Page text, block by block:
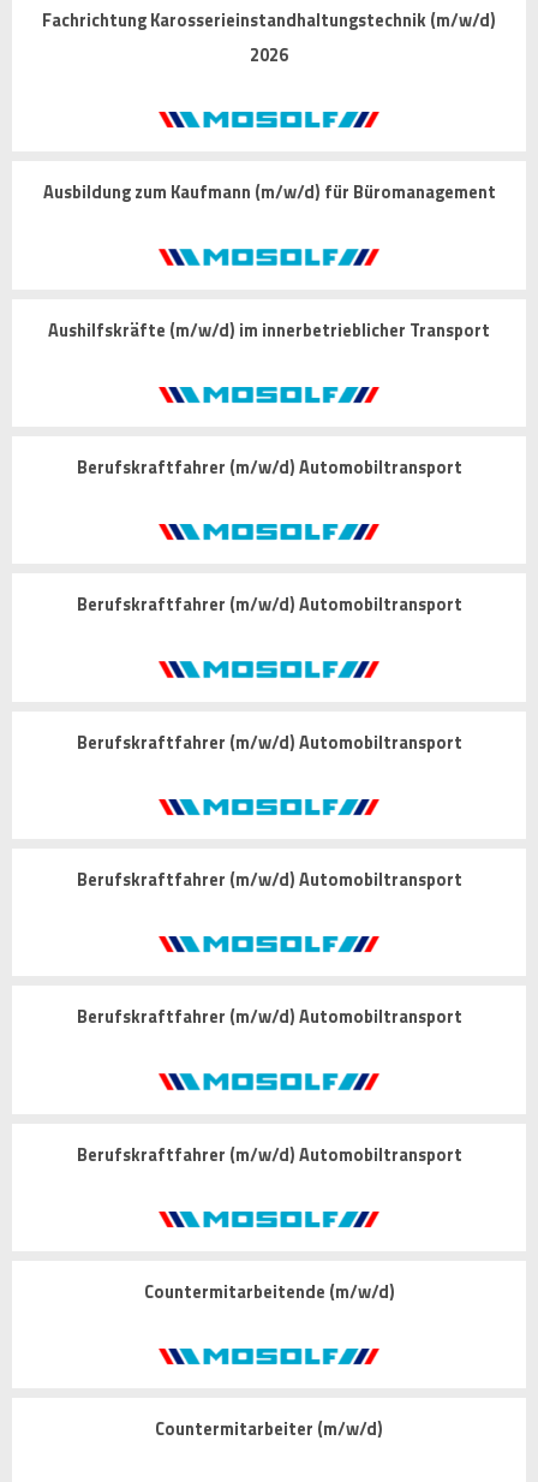
Fachrichtung Karosserieinstandhaltungstechnik (m/w/d)
2026
Ausbildung zum Kaufmann (m/w/d) für Büromanagement
Aushilfskräfte (m/w/d) im innerbetrieblicher Transport
Berufskraftfahrer (m/w/d) Automobiltransport
Berufskraftfahrer (m/w/d) Automobiltransport
Berufskraftfahrer (m/w/d) Automobiltransport
Berufskraftfahrer (m/w/d) Automobiltransport
Berufskraftfahrer (m/w/d) Automobiltransport
Berufskraftfahrer (m/w/d) Automobiltransport
Countermitarbeitende (m/w/d)
Countermitarbeiter (m/w/d)